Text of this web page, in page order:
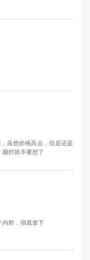
虽然价格高点，但是还是
控就不要想了
射，彻底拿下